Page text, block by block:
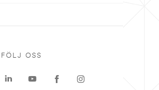
FÖLJ OSS